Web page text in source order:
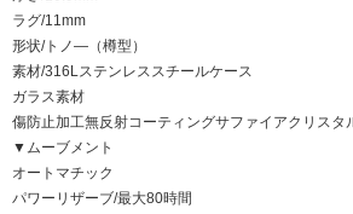
ラグ/11mm
形状/トノ―（樽型）
素材/316Lステンレススチールケース
ガラス素材
傷防止加工無反射コーティングサファイアクリスタ
▼ムーブメント
オートマチック
パワーリザーブ/最大80時間